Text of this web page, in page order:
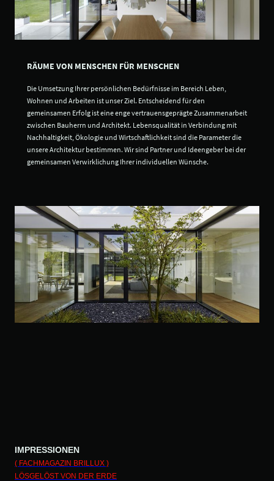
RÄUME VON MENSCHEN FÜR MENSCHEN
Die Umsetzung Ihrer persönlichen Bedürfnisse im Bereich Leben,
Wohnen und Arbeiten ist unser Ziel. Entscheidend für den
gemeinsamen Erfolg ist eine enge vertrauensgeprägte Zusammenarbeit
zwischen Bauherrn und Architekt. Lebensqualität in Verbindung mit
Nachhaltigkeit, Ökologie und Wirtschaftlichkeit sind die Parameter die
unsere Architektur bestimmen. Wir sind Partner und Ideengeber bei der
gemeinsamen Verwirklichung Ihrer individuellen Wünsche.
IMPRESSIONEN
( FACHMAGAZIN BRILLUX )
LÖSGELÖST VON DER ERDE